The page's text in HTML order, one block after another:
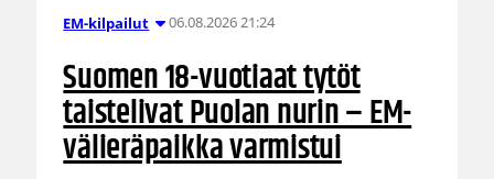
EM-kilpailut 06.08.2026 21:24
Suomen 18-vuotiaat tytöt
taistelivat Puolan nurin – EM-
välieräpaikka varmistui